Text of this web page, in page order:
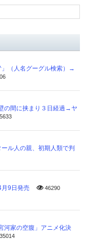
（人名グーグル検索）→
の間に挟まり３日経過→ヤ
ル人の親、初期人類で判
月9日発売 46290
河家の空腹」アニメ化決
35014